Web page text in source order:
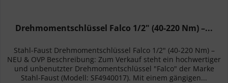
Drehmomentschlüssel Falco 1/2" (40-220 Nm) –...
Stahl-Faust Drehmomentschlüssel Falco 1/2" (40-220 Nm) –
NEU & OVP Beschreibung: Zum Verkauf steht ein hochwertiger
und unbenutzter Drehmomentschlüssel "Falco" der Marke
Stahl-Faust (Modell: SF4940017). Mit einem gängigen...